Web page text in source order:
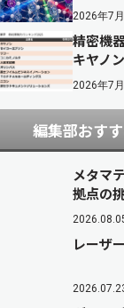
2026年7
精密機
キヤノ
2026年7
編集部おす
メタマ
拠点の
レーザ